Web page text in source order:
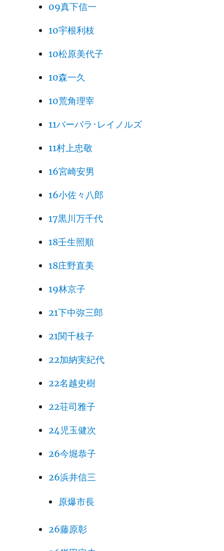
09真下信一
10宇根利枝
10松原美代子
10森一久
10荒角理宰
11バーバラ･レイノルズ
11村上忠敬
16宮崎安男
16小佐々八郎
17黒川万千代
18壬生照順
18庄野直美
19林京子
21下中弥三郎
21関千枝子
22加納実紀代
22名越史樹
22荘司雅子
24児玉健次
26今堀恭子
26浜井信三
原爆市長
26藤原彰